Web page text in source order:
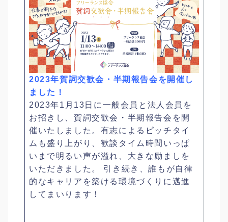
2023年賀詞交歓会・半期報告会を開催し
ました！
2023年1月13日に一般会員と法人会員を
お招きし、賀詞交歓会・半期報告会を開
催いたしました。有志によるピッチタイ
ムも盛り上がり、歓談タイム時間いっぱ
いまで明るい声が溢れ、大きな励ましを
いただきました。 引き続き、誰もが自律
的なキャリアを築ける環境づくりに邁進
してまいります！